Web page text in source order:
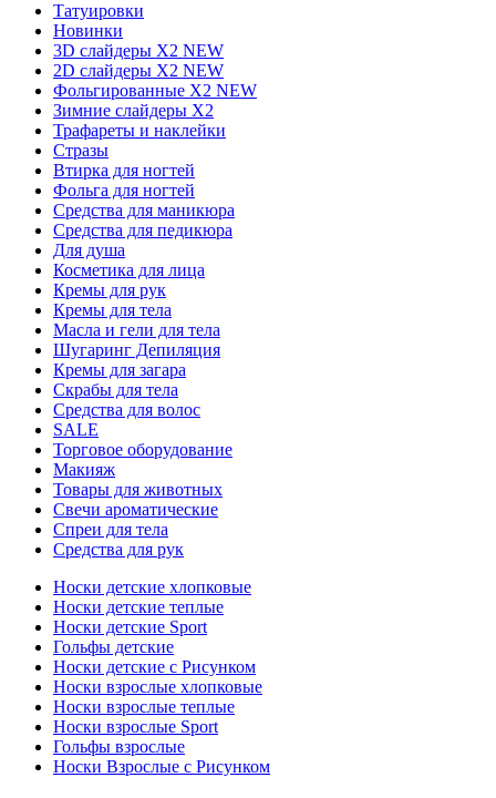
Татуировки
Новинки
3D слайдеры X2 NEW
2D слайдеры X2 NEW
Фольгированные X2 NEW
Зимние слайдеры Х2
Трафареты и наклейки
Стразы
Втирка для ногтей
Фольга для ногтей
Средства для маникюра
Средства для педикюра
Для душа
Косметика для лица
Кремы для рук
Кремы для тела
Масла и гели для тела
Шугаринг Депиляция
Кремы для загара
Скрабы для тела
Средства для волос
SALE
Торговое оборудование
Макияж
Товары для животных
Свечи ароматические
Спреи для тела
Средства для рук
Носки детские хлопковые
Носки детские теплые
Носки детские Sport
Гольфы детские
Носки детские с Рисунком
Носки взрослые хлопковые
Носки взрослые теплые
Носки взрослые Sport
Гольфы взрослые
Носки Взрослые с Рисунком